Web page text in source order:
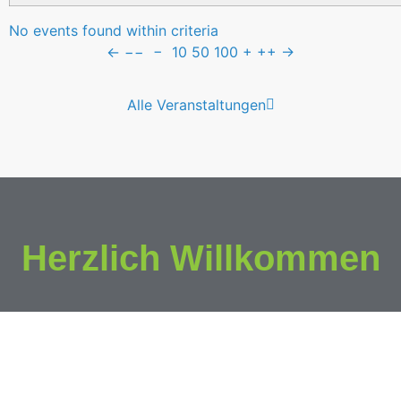
No events found within criteria
← −− − 10 50 100 + ++ →
Alle Veranstaltungen
Herzlich Willkommen